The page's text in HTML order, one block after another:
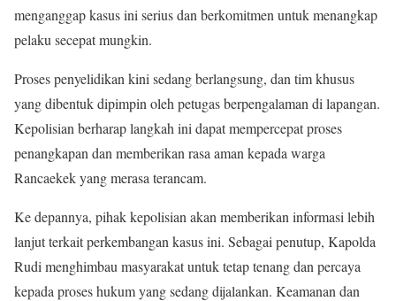
menganggap kasus ini serius dan berkomitmen untuk menangkap
pelaku secepat mungkin.
Proses penyelidikan kini sedang berlangsung, dan tim khusus
yang dibentuk dipimpin oleh petugas berpengalaman di lapangan.
Kepolisian berharap langkah ini dapat mempercepat proses
penangkapan dan memberikan rasa aman kepada warga
Rancaekek yang merasa terancam.
Ke depannya, pihak kepolisian akan memberikan informasi lebih
lanjut terkait perkembangan kasus ini. Sebagai penutup, Kapolda
Rudi menghimbau masyarakat untuk tetap tenang dan percaya
kepada proses hukum yang sedang dijalankan. Keamanan dan